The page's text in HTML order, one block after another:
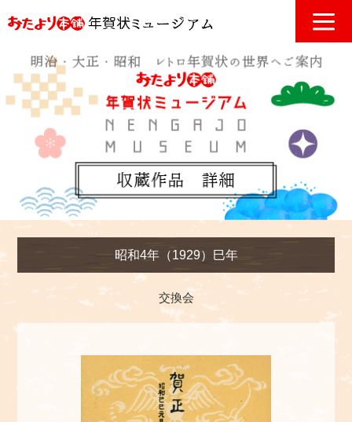
昭和4年（1929）巳年
交換会